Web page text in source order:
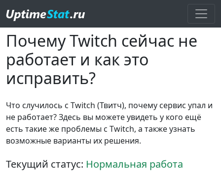
Почему Twitch сейчас не
работает и как это
исправить?
Что случилось с Twitch (Твитч), почему сервис упал и
не работает? Здесь вы можете увидеть у кого ещё
есть такие же проблемы с Twitch, а также узнать
возможные варианты их решения.
Текущий статус: Нормальная работа